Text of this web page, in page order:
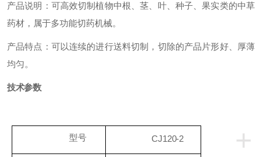
产品说明：可高效切制植物中根、茎、叶、种子、果实类的中草
药材，属于多功能切药机械。
产品特点：可以连续的进行送料切制，切除的产品片形好、厚薄
均匀。
技术参数
+
型号 CJ120-2